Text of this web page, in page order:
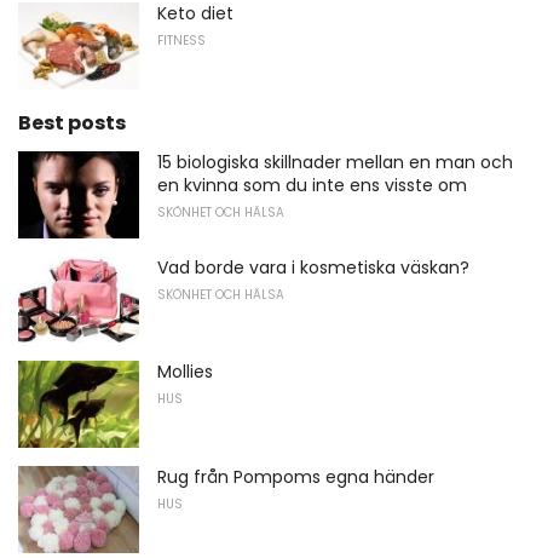
Keto diet
FITNESS
Best posts
15 biologiska skillnader mellan en man och
en kvinna som du inte ens visste om
SKÖNHET OCH HÄLSA
Vad borde vara i kosmetiska väskan?
SKÖNHET OCH HÄLSA
Mollies
HUS
Rug från Pompoms egna händer
HUS